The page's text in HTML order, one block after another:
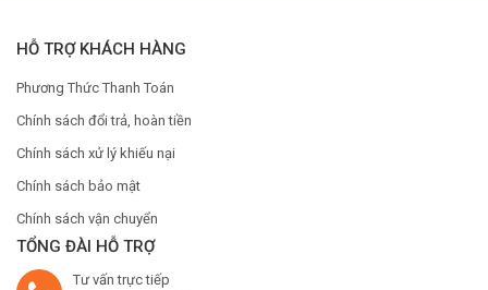
HỖ TRỢ KHÁCH HÀNG
Phương Thức Thanh Toán
Chính sách đổi trả, hoàn tiền
Chính sách xử lý khiếu nại
Chính sách bảo mật
Chính sách vận chuyển
TỔNG ĐÀI HỖ TRỢ
Tư vấn trực tiếp